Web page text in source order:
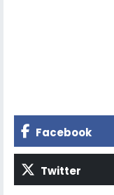
Facebook
Twitter